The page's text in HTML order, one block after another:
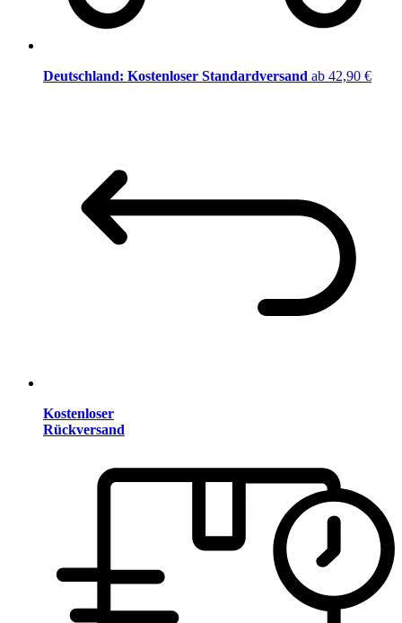
Deutschland: Kostenloser Standardversand ab 42,90 €
Kostenloser
Rückversand